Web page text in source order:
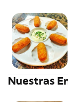
Nuestras